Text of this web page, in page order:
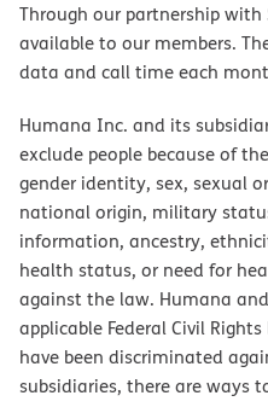
Through our partnership with
available to our members.
data and call time each
Humana Inc. and its
exclude people because of
gender identity, sex, sexual
national origin, military
information, ancestry,
health status, or need for
against the law. Humana
applicable Federal Civil
have been discriminated
subsidiaries, there are ways